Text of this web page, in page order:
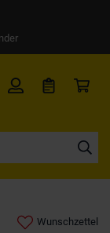
Wunschzettel